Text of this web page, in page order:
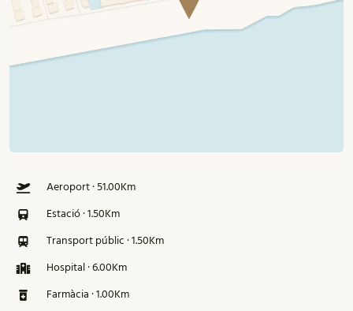
Aeroport · 51.00Km
Estació · 1.50Km
Transport públic · 1.50Km
Hospital · 6.00Km
Farmàcia · 1.00Km